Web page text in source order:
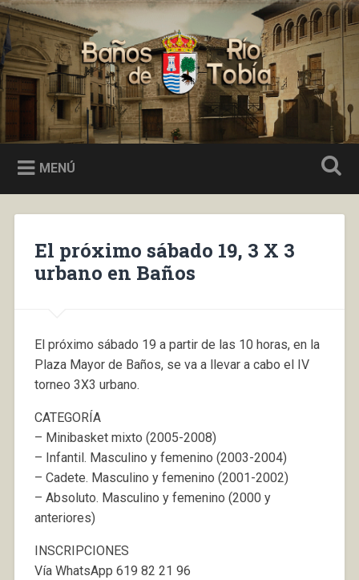
Saltar
al
contenido
Buscar
Baños de Río Tobía
MENÚ
El próximo sábado 19, 3 X 3
urbano en Baños
El próximo sábado 19 a partir de las 10 horas, en la
Plaza Mayor de Baños, se va a llevar a cabo el IV
torneo 3X3 urbano.
CATEGORÍA
– Minibasket mixto (2005-2008)
– Infantil. Masculino y femenino (2003-2004)
– Cadete. Masculino y femenino (2001-2002)
– Absoluto. Masculino y femenino (2000 y
anteriores)
INSCRIPCIONES
Vía WhatsApp 619 82 21 96